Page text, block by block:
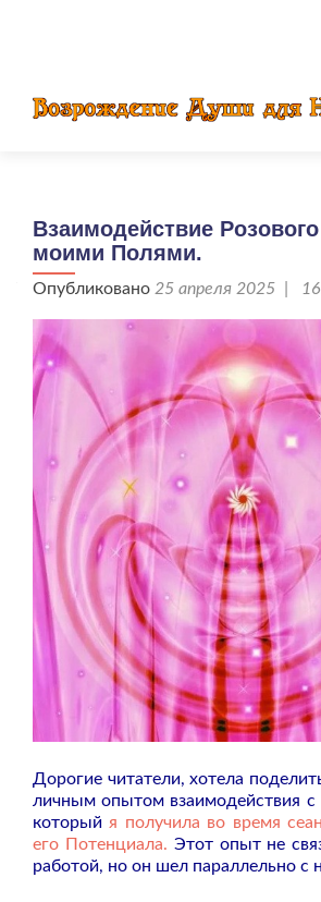
Взаимодействие
моими Полями.
Опубликовано 25 апреля 2025 |
Дорогие читатели, хотела
личным опытом взаимодействия
который я получила во время
его Потенциала. Этот опыт не
работой, но он шел параллельно с